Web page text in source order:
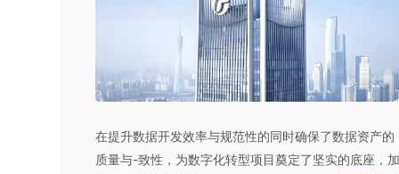
在提升数据开发效率与规范性的同时确保了数据资产的
质量与-致性，为数字化转型项目奠定了坚实的底座，加